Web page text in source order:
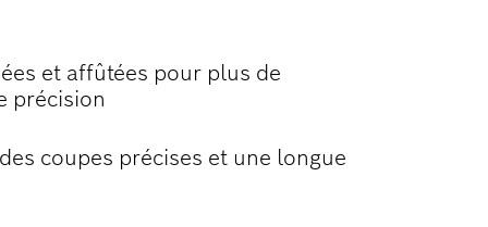
et affûtées pour plus de
précision
coupes précises et une longue